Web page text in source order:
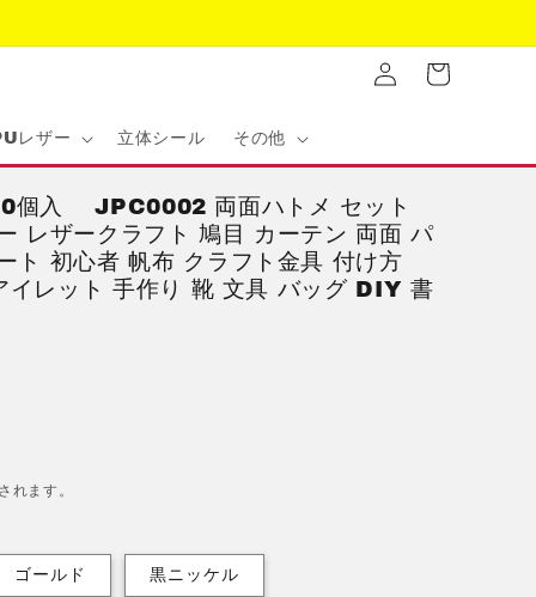
レザー 立体シール その他
イ
カ
ー
個入 JPC0002 両面ハトメ セット
レザークラフト 鳩目 カーテン 両面 パ
ト 初心者 帆布 クラフト金具 付け方
レット 手作り 靴 文具 バッグ DIY 書
れます。
ゴールド 黒ニッケル